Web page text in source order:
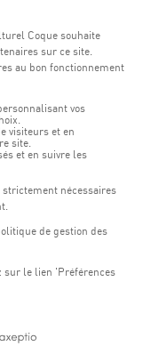
(L-1745)
"Coque"
kostenfreies
Parkplätze zur